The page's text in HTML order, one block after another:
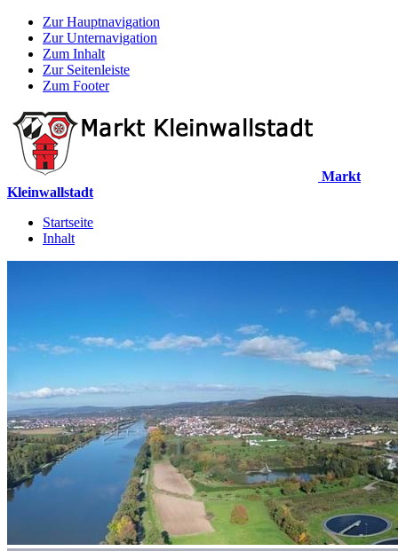
Zur Hauptnavigation
Zur Unternavigation
Zum Inhalt
Zur Seitenleiste
Zum Footer
Markt
Kleinwallstadt
Startseite
Inhalt